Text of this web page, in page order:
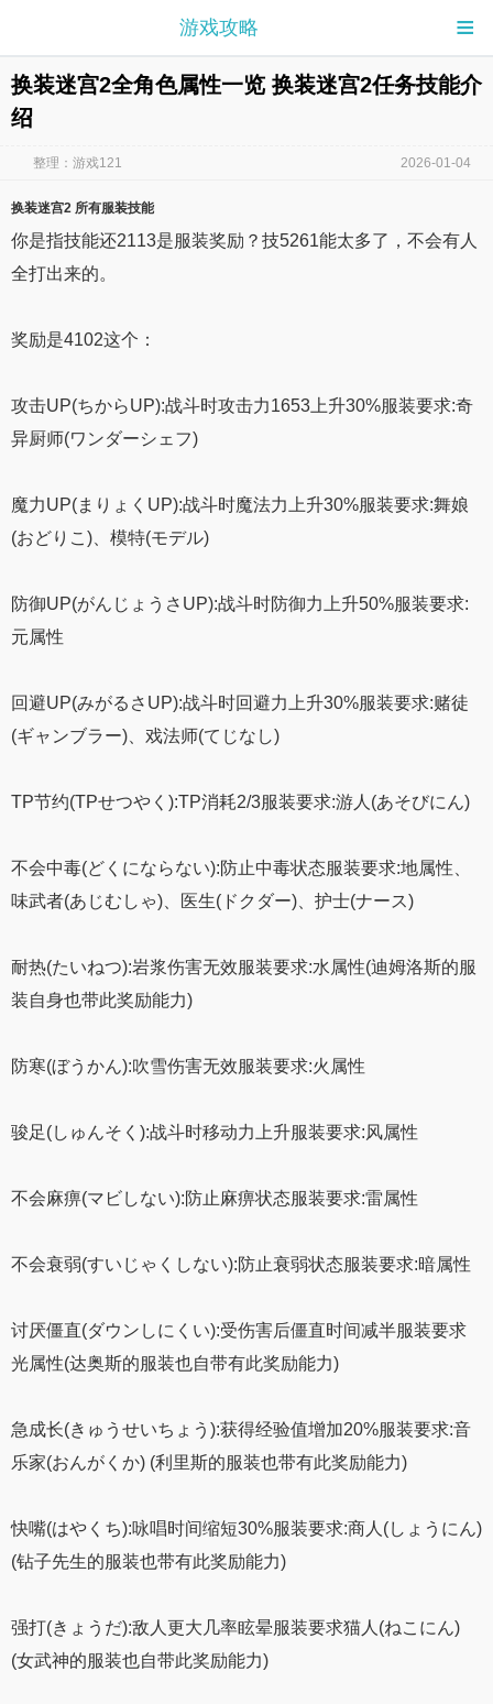
≡
游戏攻略
换装迷宫2全角色属性一览 换装迷宫2任务技能介
绍
整理：游戏121 2026-01-04
换装迷宫2 所有服装技能
你是指技能还2113是服装奖励？技5261能太多了，不会有人
全打出来的。
奖励是4102这个：
攻击UP(ちからUP):战斗时攻击力1653上升30%服装要求:奇
异厨师(ワンダーシェフ)
魔力UP(まりょくUP):战斗时魔法力上升30%服装要求:舞娘
(おどりこ)、模特(モデル)
防御UP(がんじょうさUP):战斗时防御力上升50%服装要求:
元属性
回避UP(みがるさUP):战斗时回避力上升30%服装要求:赌徒
(ギャンブラー)、戏法师(てじなし)
TP节约(TPせつやく):TP消耗2/3服装要求:游人(あそびにん)
不会中毒(どくにならない):防止中毒状态服装要求:地属性、
味武者(あじむしゃ)、医生(ドクダー)、护士(ナース)
耐热(たいねつ):岩浆伤害无效服装要求:水属性(迪姆洛斯的服
装自身也带此奖励能力)
防寒(ぼうかん):吹雪伤害无效服装要求:火属性
骏足(しゅんそく):战斗时移动力上升服装要求:风属性
不会麻痹(マビしない):防止麻痹状态服装要求:雷属性
不会衰弱(すいじゃくしない):防止衰弱状态服装要求:暗属性
讨厌僵直(ダウンしにくい):受伤害后僵直时间减半服装要求
光属性(达奥斯的服装也自带有此奖励能力)
急成长(きゅうせいちょう):获得经验值增加20%服装要求:音
乐家(おんがくか) (利里斯的服装也带有此奖励能力)
快嘴(はやくち):咏唱时间缩短30%服装要求:商人(しょうにん)
(钻子先生的服装也带有此奖励能力)
强打(きょうだ):敌人更大几率眩晕服装要求猫人(ねこにん)
(女武神的服装也自带此奖励能力)